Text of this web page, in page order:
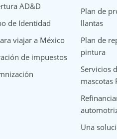
AD&D
de Identidad
viajar a México
de impuestos
Plan de
llantas
Plan de
pintura
Servicios
mascotas
Una